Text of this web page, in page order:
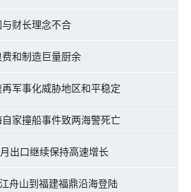
财长理念不合
和制造巨量厨余
军事化威胁地区和平稳定
家撞船事件致两海警死亡
出口继续保持高速增长
舟山到福建福鼎沿海登陆